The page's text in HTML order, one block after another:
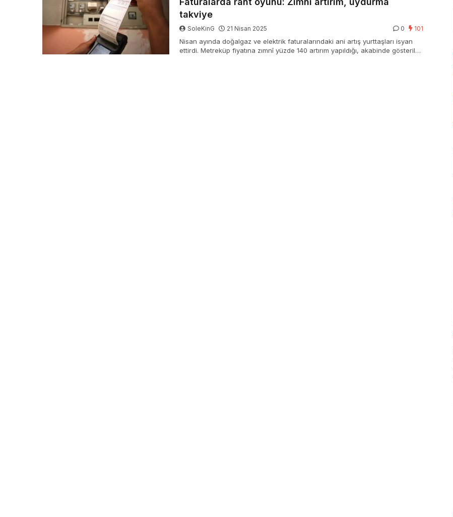
takviye
SoleKinG 21 Nisan 2025 0 101
Nisan ayında doğalgaz ve elektrik faturalarındaki ani artış yurttaşları isyan
ettirdi. Metreküp fiyatına zımnî yüzde 140 artırım yapıldığı, akabinde gösterilen